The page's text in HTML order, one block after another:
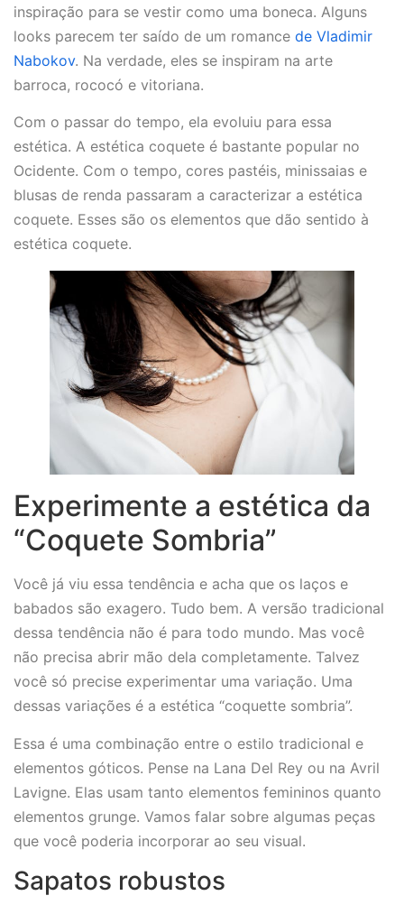
inspiração para se vestir como uma boneca. Alguns
looks parecem ter saído de um romance de Vladimir
Nabokov. Na verdade, eles se inspiram na arte
barroca, rococó e vitoriana.
Com o passar do tempo, ela evoluiu para essa
estética. A estética coquete é bastante popular no
Ocidente. Com o tempo, cores pastéis, minissaias e
blusas de renda passaram a caracterizar a estética
coquete. Esses são os elementos que dão sentido à
estética coquete.
Experimente a estética da
“Coquete Sombria”
Você já viu essa tendência e acha que os laços e
babados são exagero. Tudo bem. A versão tradicional
dessa tendência não é para todo mundo. Mas você
não precisa abrir mão dela completamente. Talvez
você só precise experimentar uma variação. Uma
dessas variações é a estética “coquette sombria”.
Essa é uma combinação entre o estilo tradicional e
elementos góticos. Pense na Lana Del Rey ou na Avril
Lavigne. Elas usam tanto elementos femininos quanto
elementos grunge. Vamos falar sobre algumas peças
que você poderia incorporar ao seu visual.
Sapatos robustos